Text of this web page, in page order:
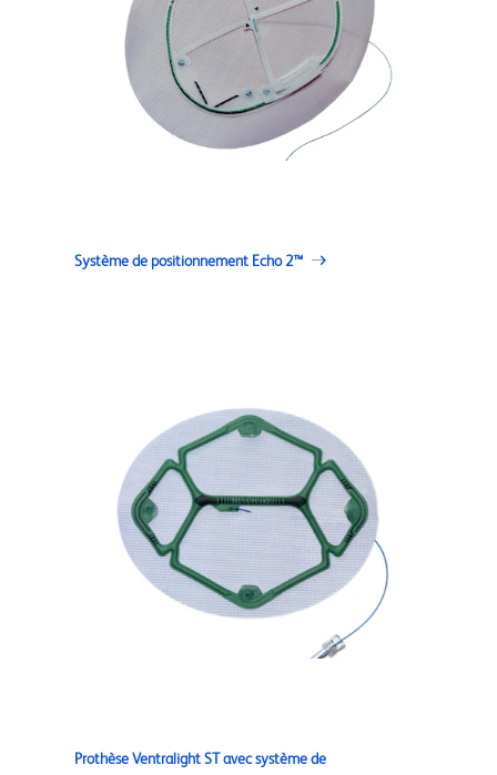
Système de positionnement Echo 2™
Prothèse Ventralight ST avec système de